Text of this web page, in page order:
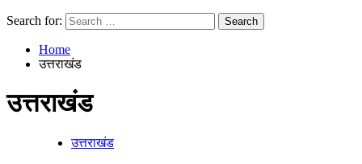
Search for:
Home
उत्तराखंड
उत्तराखंड
उत्तराखंड